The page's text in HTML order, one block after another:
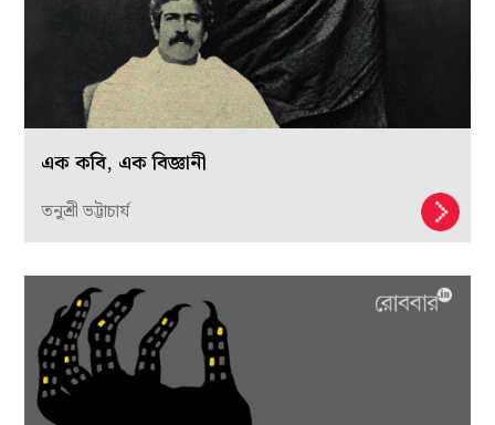
এক কবি, এক বিজ্ঞানী
তনুশ্রী ভট্টাচার্য